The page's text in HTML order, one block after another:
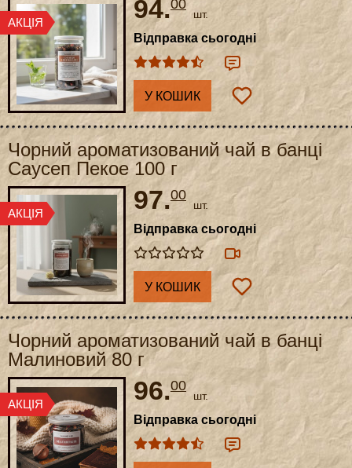
94.00
шт.
Відправка сьогодні
У КОШИК
Чорний ароматизований чай в банці
Саусеп Пекое 100 г
97.00
шт.
Відправка сьогодні
У КОШИК
Чорний ароматизований чай в банці
Малиновий 80 г
96.00
шт.
Відправка сьогодні